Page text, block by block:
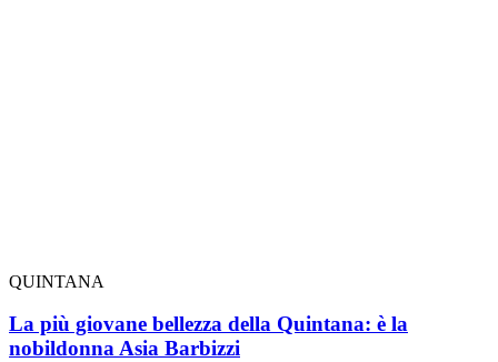
QUINTANA
La più giovane bellezza della Quintana: è la
nobildonna Asia Barbizzi